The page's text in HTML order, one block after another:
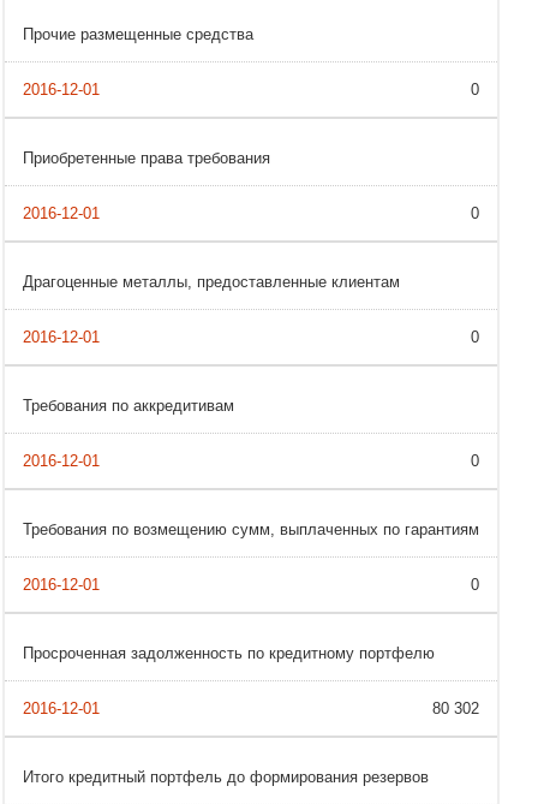
Прочие размещенные средства
0
Приобретенные права требования
0
Драгоценные металлы, предоставленные клиентам
0
Требования по аккредитивам
0
Требования по возмещению сумм, выплаченных по гарантиям
0
Просроченная задолженность по кредитному портфелю
80 302
Итого кредитный портфель до формирования резервов